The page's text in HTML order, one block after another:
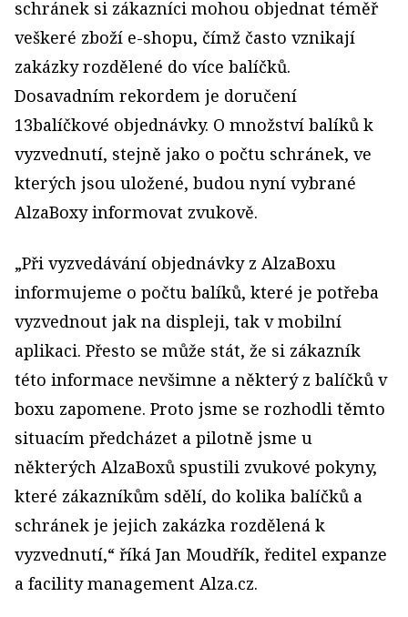
schránek si zákazníci mohou objednat téměř
veškeré zboží e-shopu, čímž často vznikají
zakázky rozdělené do více balíčků.
Dosavadním rekordem je doručení
13balíčkové objednávky. O množství balíků k
vyzvednutí, stejně jako o počtu schránek, ve
kterých jsou uložené, budou nyní vybrané
AlzaBoxy informovat zvukově.
„Při vyzvedávání objednávky z AlzaBoxu
informujeme o počtu balíků, které je potřeba
vyzvednout jak na displeji, tak v mobilní
aplikaci. Přesto se může stát, že si zákazník
této informace nevšimne a některý z balíčků v
boxu zapomene. Proto jsme se rozhodli těmto
situacím předcházet a pilotně jsme u
některých AlzaBoxů spustili zvukové pokyny,
které zákazníkům sdělí, do kolika balíčků a
schránek je jejich zakázka rozdělená k
vyzvednutí,“ říká Jan Moudřík, ředitel expanze
a facility management Alza.cz.